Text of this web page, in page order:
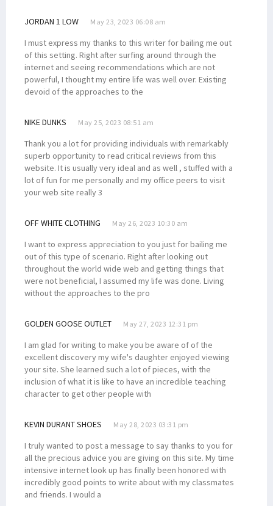
JORDAN 1 LOW May 23, 2023 06:08 am
I must express my thanks to this writer for bailing me out
of this setting. Right after surfing around through the
internet and seeing recommendations which are not
powerful, I thought my entire life was well over. Existing
devoid of the approaches to the
NIKE DUNKS May 25, 2023 08:51 am
Thank you a lot for providing individuals with remarkably
superb opportunity to read critical reviews from this
website. It is usually very ideal and as well , stuffed with a
lot of fun for me personally and my office peers to visit
your web site really 3
OFF WHITE CLOTHING May 26, 2023 10:30 am
I want to express appreciation to you just for bailing me
out of this type of scenario. Right after looking out
throughout the world wide web and getting things that
were not beneficial, I assumed my life was done. Living
without the approaches to the pro
GOLDEN GOOSE OUTLET May 27, 2023 12:31 pm
I am glad for writing to make you be aware of of the
excellent discovery my wife's daughter enjoyed viewing
your site. She learned such a lot of pieces, with the
inclusion of what it is like to have an incredible teaching
character to get other people with
KEVIN DURANT SHOES May 28, 2023 03:31 pm
I truly wanted to post a message to say thanks to you for
all the precious advice you are giving on this site. My time
intensive internet look up has finally been honored with
incredibly good points to write about with my classmates
and friends. I would a